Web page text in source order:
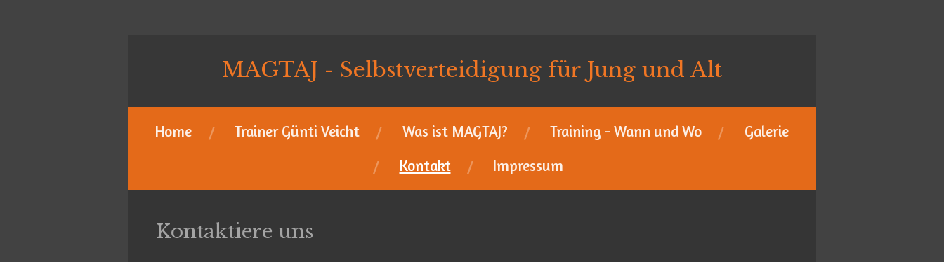
MAGTAJ - Selbstverteidigung für Jung und Alt
Home Trainer Günti Veicht Was ist MAGTAJ? Training - Wann und Wo
Galerie
Kontakt
Impressum
Kontaktiere uns